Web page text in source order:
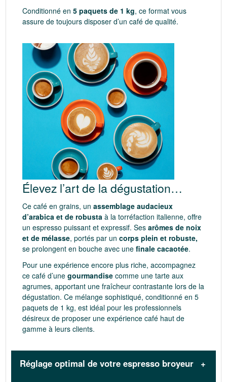
Conditionné en 5 paquets de 1 kg, ce format vous
assure de toujours disposer d’un café de qualité.
Élevez l’art de la dégustation…
Ce café en grains, un assemblage audacieux
d’arabica et de robusta à la torréfaction italienne, offre
un espresso puissant et expressif. Ses arômes de noix
et de mélasse, portés par un corps plein et robuste,
se prolongent en bouche avec une finale cacaotée.
Pour une expérience encore plus riche, accompagnez
ce café d’une gourmandise comme une tarte aux
agrumes, apportant une fraîcheur contrastante lors de la
dégustation. Ce mélange sophistiqué, conditionné en 5
paquets de 1 kg, est idéal pour les professionnels
désireux de proposer une expérience café haut de
gamme à leurs clients.
Réglage optimal de votre espresso broyeur